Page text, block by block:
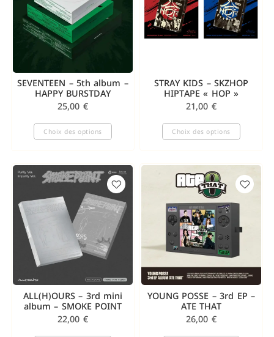
SEVENTEEN – 5th album –
HAPPY BURSTDAY
25,00 €
Choix des options
STRAY KIDS – SKZHOP
HIPTAPE « HOP »
21,00 €
Choix des options
ALL(H)OURS – 3rd mini
album – SMOKE POINT
22,00 €
YOUNG POSSE – 3rd EP –
ATE THAT
26,00 €